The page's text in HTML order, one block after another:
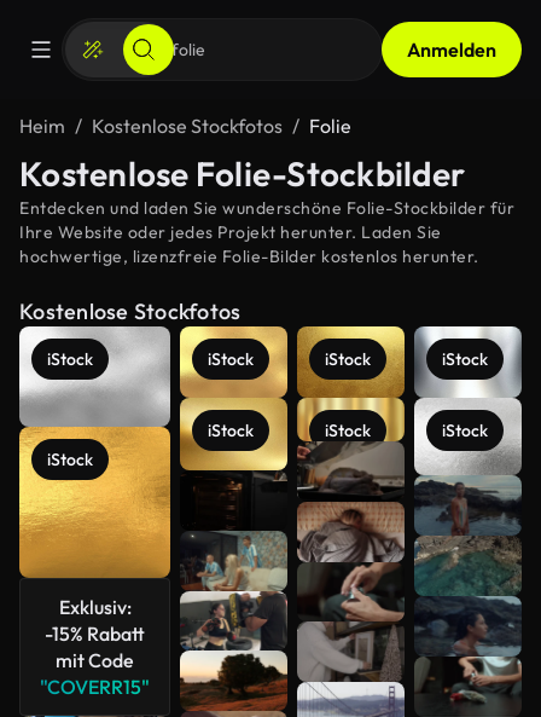
Anmelden
Heim Kostenlose Stockfotos Folie
Kostenlose Folie-Stockbilder
Entdecken und laden Sie wunderschöne Folie-Stockbilder für
Ihre Website oder jedes Projekt herunter. Laden Sie
hochwertige, lizenzfreie Folie-Bilder kostenlos herunter.
Kostenlose Stockfotos
iStock
iStock
Exklusiv:
-15% Rabatt
mit Code
"COVERR15"
iStock
iStock
iStock
iStock
iStock
iStock
Mehr
anzeigen